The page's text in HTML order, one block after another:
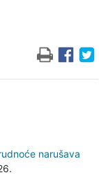
narušava